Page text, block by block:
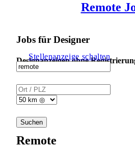
Remote
Jobs für Designer
Designanzeigen ohne
Stellenanzeige schalten
Remote